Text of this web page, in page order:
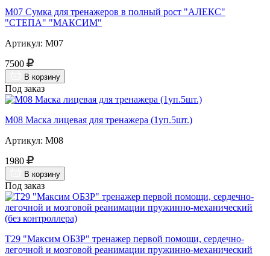
М07 Сумка для тренажеров в полный рост "АЛЕКС"
"СТЕПА" "МАКСИМ"
Артикул: М07
7500
В корзину
Под заказ
М08 Маска лицевая для тренажера (1уп.5шт.)
Артикул: М08
1980
В корзину
Под заказ
Т29 "Максим ОБЗР" тренажер первой помощи, сердечно-
легочной и мозговой реанимации пружинно-механический